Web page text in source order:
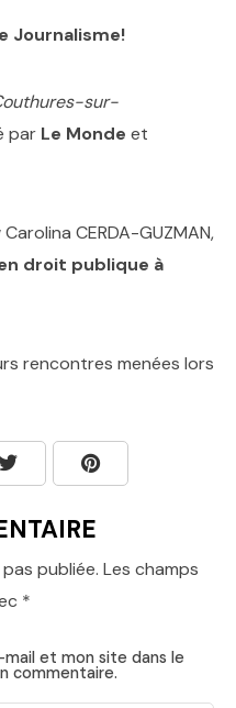
Journalisme!
sur-
par Le Monde et
CERDA-GUZMAN,
droit publique à
rencontres menées lors
publiée. Les champs
*
et mon site dans le
commentaire.